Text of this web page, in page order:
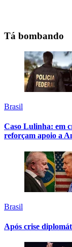
Tá bombando
Brasil
Caso Lulinha: em
reforçam apoio a
Brasil
Após crise